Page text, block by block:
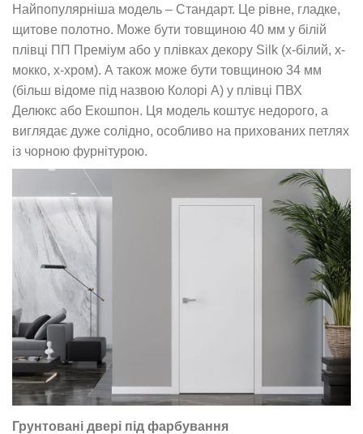
Найпопулярніша модель – Стандарт. Це рівне, гладке,
щитове полотно. Може бути товщиною 40 мм у білій
плівці ПП Преміум або у плівках декору Silk (х-білий, х-
мокко, х-хром). А також може бути товщиною 34 мм
(більш відоме під назвою Колорі А) у плівці ПВХ
Делюкс або Екошпон. Ця модель коштує недорого, а
виглядає дуже солідно, особливо на прихованих петлях
із чорною фурнітурою.
Грунтовані двері під фарбування